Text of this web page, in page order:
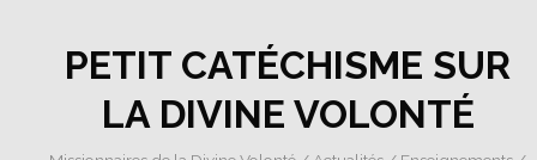
PETIT CATÉCHISME SUR
LA DIVINE VOLONTÉ